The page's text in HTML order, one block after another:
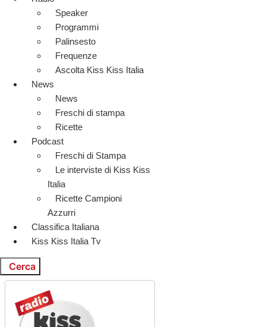
Speaker
Programmi
Palinsesto
Frequenze
Ascolta Kiss Kiss Italia
News
News
Freschi di stampa
Ricette
Podcast
Freschi di Stampa
Le interviste di Kiss Kiss
Italia
Ricette Campioni
Azzurri
Classifica Italiana
Kiss Kiss Italia Tv
Cerca